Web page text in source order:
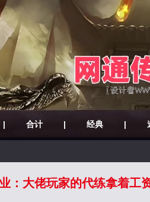
| 合计 | 经典 |
：大佬玩家的代练拿着工